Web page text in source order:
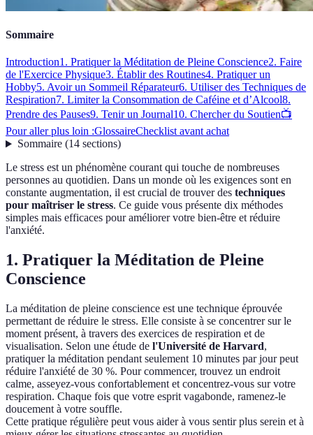
Sommaire
Introduction1. Pratiquer la Méditation de Pleine Conscience2. Faire
de l'Exercice Physique3. Établir des Routines4. Pratiquer un
Hobby5. Avoir un Sommeil Réparateur6. Utiliser des Techniques de
Respiration7. Limiter la Consommation de Caféine et d’Alcool8.
Prendre des Pauses9. Tenir un Journal10. Chercher du Soutien📺
Pour aller plus loin :GlossaireChecklist avant achat
Sommaire(14 sections)
Le stress est un phénomène courant qui touche de nombreuses
personnes au quotidien. Dans un monde où les exigences sont en
constante augmentation, il est crucial de trouver des techniques
pour maîtriser le stress. Ce guide vous présente dix méthodes
simples mais efficaces pour améliorer votre bien-être et réduire
l'anxiété.
1. Pratiquer la Méditation de Pleine
Conscience
La méditation de pleine conscience est une technique éprouvée
permettant de réduire le stress. Elle consiste à se concentrer sur le
moment présent, à travers des exercices de respiration et de
visualisation. Selon une étude de l'Université de Harvard,
pratiquer la méditation pendant seulement 10 minutes par jour peut
réduire l'anxiété de 30 %. Pour commencer, trouvez un endroit
calme, asseyez-vous confortablement et concentrez-vous sur votre
respiration. Chaque fois que votre esprit vagabonde, ramenez-le
doucement à votre souffle.
Cette pratique régulière peut vous aider à vous sentir plus serein et à